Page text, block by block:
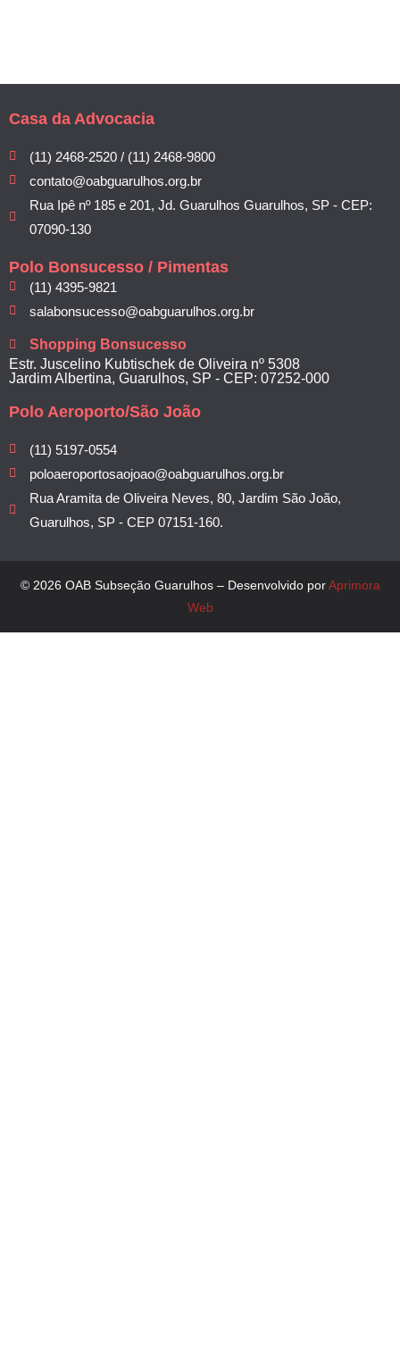
Casa da Advocacia
(11) 2468-2520 / (11) 2468-9800
contato@oabguarulhos.org.br
Rua Ipê nº 185 e 201, Jd. Guarulhos Guarulhos, SP - CEP:
07090-130
Polo Bonsucesso / Pimentas
(11) 4395-9821
salabonsucesso@oabguarulhos.org.br
Shopping Bonsucesso
Estr. Juscelino Kubtischek de Oliveira nº 5308
Jardim Albertina, Guarulhos, SP - CEP: 07252-000
Polo Aeroporto/São João
(11) 5197-0554
poloaeroportosaojoao@oabguarulhos.org.br
Rua Aramita de Oliveira Neves, 80, Jardim São João,
Guarulhos, SP - CEP 07151-160.
© 2026 OAB Subseção Guarulhos – Desenvolvido porAprimora
Web